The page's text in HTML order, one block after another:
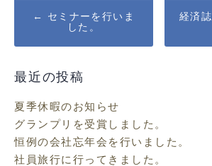
Post
navigation
←
セミナーを行いま
した。
経済
最近の投稿
夏季休暇のお知らせ
グランプリを受賞しました。
恒例の会社忘年会を行いました。
社員旅行に行ってきました。